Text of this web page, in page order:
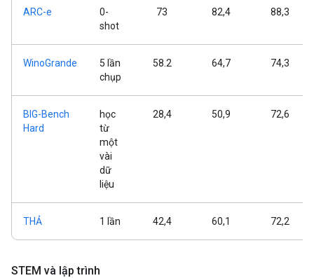
ARC-e
0-
shot
73 82,4 88,3
WinoGrande
5 lần
chụp
58.2 64,7 74,3
BIG-Bench
Hard
học
từ
một
vài
dữ
liệu
28,4 50,9 72,6
THẢ 1 lần 42,4 60,1 72,2
STEM và lập trình